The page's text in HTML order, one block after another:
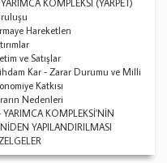
KOMPLEKSİ (YARPET)
Hareketlen
ve Satışlar
Kar - Zarar Durumu ve Milli
Katkısı
Nedenleri
YARIMCA KOMPLEKSİ'NİN
YAPILANDIRILMASI